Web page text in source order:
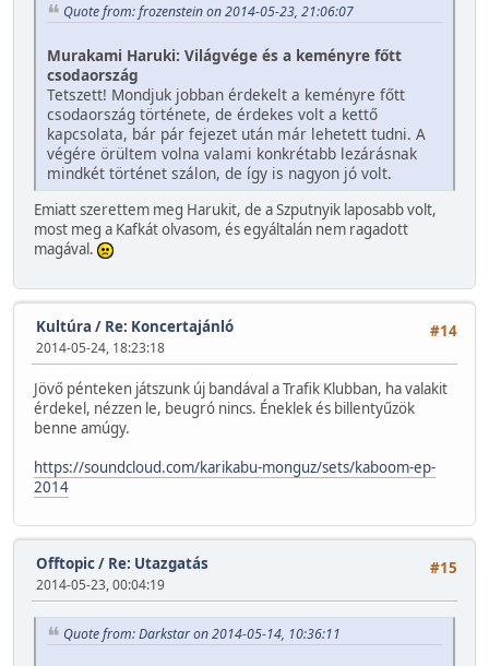
Quote from: frozenstein on 2014-05-23, 21:06:07
Murakami Haruki: Világvége és a keményre főtt
csodaország
Tetszett! Mondjuk jobban érdekelt a keményre főtt
csodaország története, de érdekes volt a kettő
kapcsolata, bár pár fejezet után már lehetett tudni. A
végére örültem volna valami konkrétabb lezárásnak
mindkét történet szálon, de így is nagyon jó volt.
Emiatt szerettem meg Harukit, de a Szputnyik laposabb volt,
most meg a Kafkát olvasom, és egyáltalán nem ragadott
magával.
#14
Kultúra / Re: Koncertajánló
2014-05-24, 18:23:18
Jövő pénteken játszunk új bandával a Trafik Klubban, ha valakit
érdekel, nézzen le, beugró nincs. Éneklek és billentyűzök
benne amúgy.
https://soundcloud.com/karikabu-monguz/sets/kaboom-ep-
2014
#15
Offtopic/ Re: Utazgatás
2014-05-23, 00:04:19
Quote from: Darkstar on 2014-05-14, 10:36:11